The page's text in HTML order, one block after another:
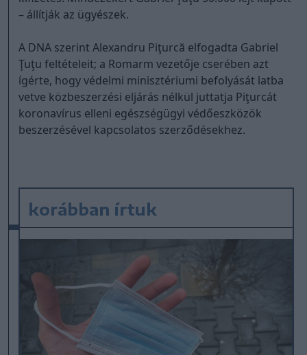
– állítják az ügyészek.
A DNA szerint Alexandru Piţurcă elfogadta Gabriel
Ţuţu feltételeit; a Romarm vezetője cserében azt
ígérte, hogy védelmi minisztériumi befolyását latba
vetve közbeszerzési eljárás nélkül juttatja Piţurcát
koronavírus elleni egészségügyi védőeszközök
beszerzésével kapcsolatos szerződésekhez.
korábban írtuk